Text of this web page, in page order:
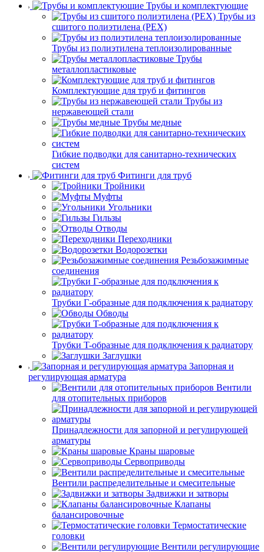
Трубы и комплектующие
Трубы из
сшитого полиэтилена (PEX)
Трубы из полиэтилена теплоизолированные
Трубы
металлопластиковые
Комплектующие для труб и фитингов
Трубы из
нержавеющей стали
Трубы медные
Гибкие подводки для санитарно-технических
систем
Фитинги для труб
Тройники
Муфты
Угольники
Гильзы
Отводы
Переходники
Водорозетки
Резьбозажимные
соединения
Трубки Г-образные для подключения к радиатору
Обводы
Трубки T-образные для подключения к радиатору
Заглушки
Запорная и
регулирующая арматура
Вентили
для отопительных приборов
Принадлежности для запорной и регулирующей
арматуры
Краны шаровые
Сервоприводы
Вентили распределительные и смесительные
Задвижки и затворы
Клапаны
балансировочные
Термостатические
головки
Вентили регулирующие